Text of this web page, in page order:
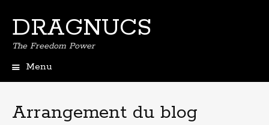
DRAGNUCS
The Freedom Power
Menu
principal
Arrangement du blog